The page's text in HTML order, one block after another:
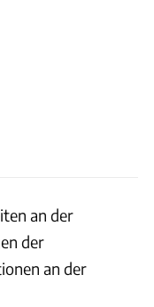
an der
der
an der